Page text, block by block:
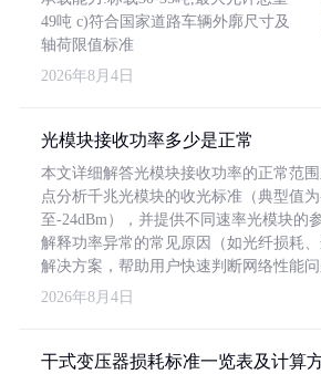
49吨 c)符合国家道路车辆外廓尺寸及
轴荷限值标准
2026年8月4日
光模块接收功率多少是正常
本文详细解答光模块接收功率的正常范
点分析千兆光模块的收光标准（典型值
至-24dBm），并提供不同速率光模块的
解释功率异常的常见原因（如光纤损耗
解决方案，帮助用户快速判断网络性能问
2026年8月4日
干式变压器损耗标准一览表及计算